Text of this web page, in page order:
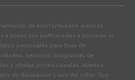
de este formulario autorizo
y a todas sus participadas a proceder al
personales para fines de
servicios, programas de
y ofertas promocionales, eventos,
de decoración y uso del color. Soy